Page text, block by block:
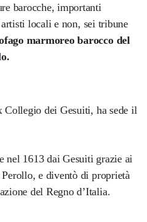
barocche, importanti
locali e non, sei tribune
marmoreo barocco del
Collegio dei Gesuiti, ha sede il
nel 1613 dai Gesuiti grazie ai
e diventò di proprietà
del Regno d’Italia.